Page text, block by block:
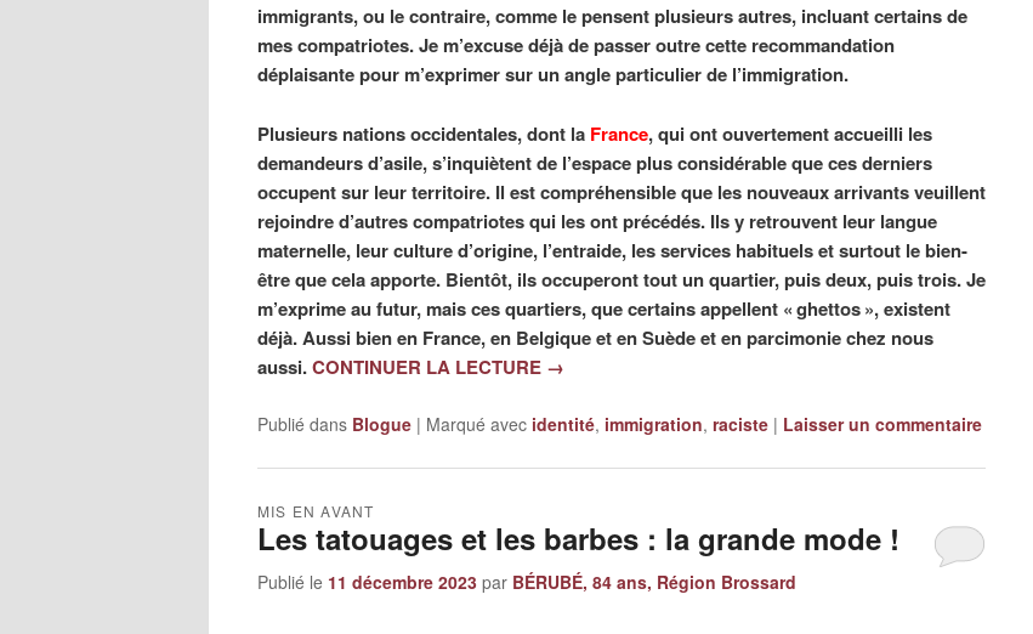
immigrants, ou le contraire, comme le pensent plusieurs autres, incluant certains de
mes compatriotes. Je m’excuse déjà de passer outre cette recommandation
déplaisante pour m’exprimer sur un angle particulier de l’immigration.
Plusieurs nations occidentales, dont la France, qui ont ouvertement accueilli les
demandeurs d’asile, s’inquiètent de l’espace plus considérable que ces derniers
occupent sur leur territoire. Il est compréhensible que les nouveaux arrivants veuillent
rejoindre d’autres compatriotes qui les ont précédés. Ils y retrouvent leur langue
maternelle, leur culture d’origine, l’entraide, les services habituels et surtout le bien-
être que cela apporte. Bientôt, ils occuperont tout un quartier, puis deux, puis trois. Je
m’exprime au futur, mais ces quartiers, que certains appellent « ghettos », existent
déjà. Aussi bien en France, en Belgique et en Suède et en parcimonie chez nous
aussi.CONTINUER LA LECTURE →
Publié dans Blogue | Marqué avec identité, immigration, raciste | Laisser un commentaire
Les tatouages et les barbes : la grande mode !
MIS EN AVANT
Publié le 11 décembre 2023 par BÉRUBÉ, 84 ans, Région Brossard